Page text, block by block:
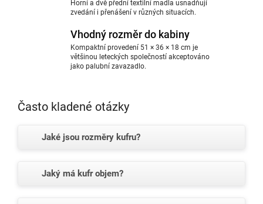
Horní a dvě přední textilní madla usnadňují
zvedání i přenášení v různých situacích.
Vhodný rozměr do kabiny
Kompaktní provedení 51 × 36 × 18 cm je
většinou leteckých společností akceptováno
jako palubní zavazadlo.
Často kladené otázky
Jaké jsou rozměry kufru?
Jaký má kufr objem?